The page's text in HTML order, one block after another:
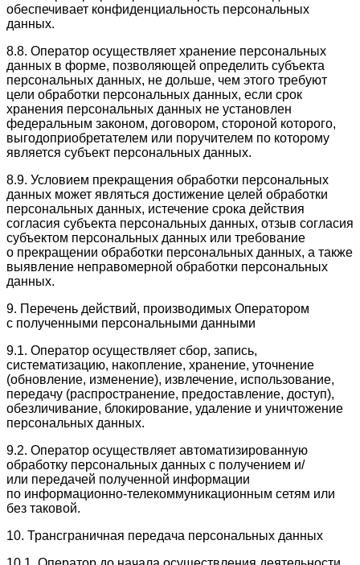
обеспечивает конфиденциальность персональных
данных.
8.8. Оператор осуществляет хранение персональных
данных в форме, позволяющей определить субъекта
персональных данных, не дольше, чем этого требуют
цели обработки персональных данных, если срок
хранения персональных данных не установлен
федеральным законом, договором, стороной которого,
выгодоприобретателем или поручителем по которому
является субъект персональных данных.
8.9. Условием прекращения обработки персональных
данных может являться достижение целей обработки
персональных данных, истечение срока действия
согласия субъекта персональных данных, отзыв согласия
субъектом персональных данных или требование
о прекращении обработки персональных данных, а также
выявление неправомерной обработки персональных
данных.
9. Перечень действий, производимых Оператором
с полученными персональными данными
9.1. Оператор осуществляет сбор, запись,
систематизацию, накопление, хранение, уточнение
(обновление, изменение), извлечение, использование,
передачу (распространение, предоставление, доступ),
обезличивание, блокирование, удаление и уничтожение
персональных данных.
9.2. Оператор осуществляет автоматизированную
обработку персональных данных с получением и/
или передачей полученной информации
по информационно-телекоммуникационным сетям или
без таковой.
10. Трансграничная передача персональных данных